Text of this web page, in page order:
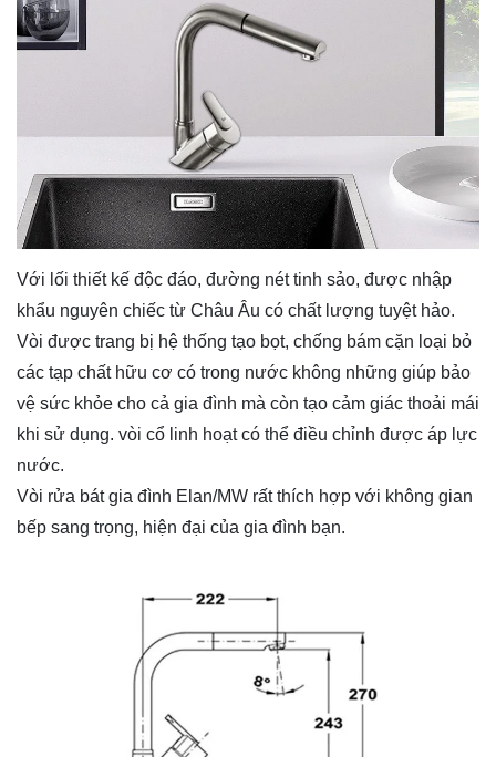
Với lối thiết kế độc đáo, đường nét tinh sảo, được nhập
khẩu nguyên chiếc từ Châu Âu có chất lượng tuyệt hảo.
Vòi được trang bị hệ thống tạo bọt, chống bám cặn loại bỏ
các tạp chất hữu cơ có trong nước không những giúp bảo
vệ sức khỏe cho cả gia đình mà còn tạo cảm giác thoải mái
khi sử dụng. vòi cổ linh hoạt có thể điều chỉnh được áp lực
nước.
Vòi rửa bát gia đình Elan/MW rất thích hợp với không gian
bếp sang trọng, hiện đại của gia đình bạn.